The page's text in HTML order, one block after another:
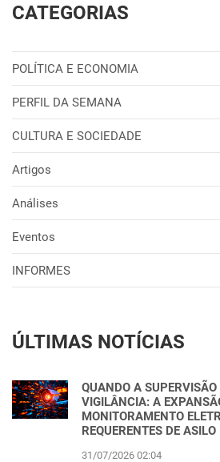
CATEGORIAS
POLÍTICA E ECONOMIA
PERFIL DA SEMANA
CULTURA E SOCIEDADE
Artigos
Análises
Eventos
INFORMES
ÚLTIMAS NOTÍCIAS
QUANDO A
VIGILÂNCIA: A
MONITORAMENTO
REQUERENTES DE
31/07/2026 02:04